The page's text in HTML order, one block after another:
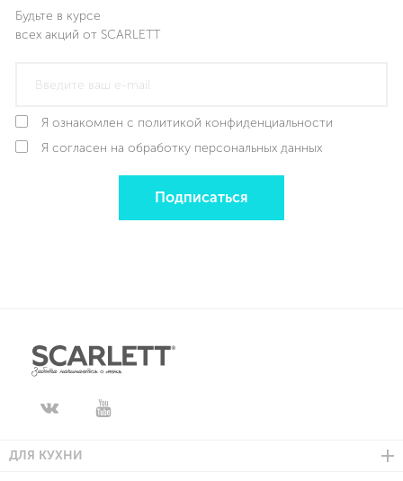
Будьте в курсе
всех акций от SCARLETT
Я ознакомлен с политикой конфиденциальности
Я согласен на обработку персональных данных
Подписаться
ДЛЯ КУХНИ